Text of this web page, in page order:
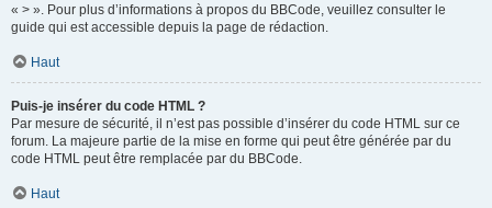
« > ». Pour plus d’informations à propos du BBCode, veuillez consulter le
guide qui est accessible depuis la page de rédaction.
Haut
Puis-je insérer du code HTML ?
Par mesure de sécurité, il n’est pas possible d’insérer du code HTML sur ce
forum. La majeure partie de la mise en forme qui peut être générée par du
code HTML peut être remplacée par du BBCode.
Haut